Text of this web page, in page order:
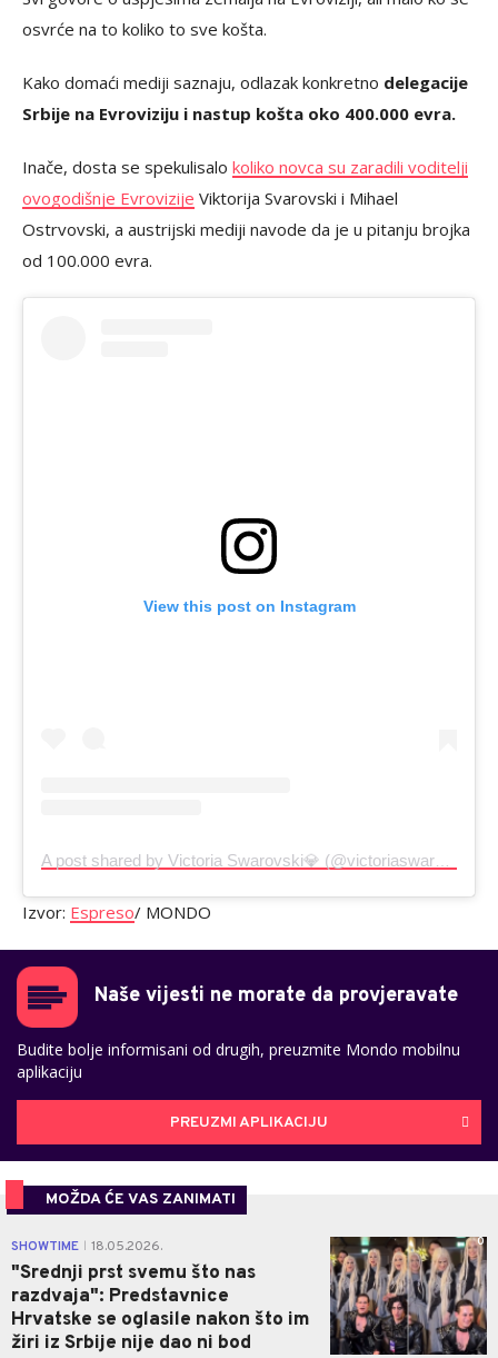
osvrće na to koliko to sve košta.
Kako domaći mediji saznaju, odlazak konkretno delegacije
Srbije na Evroviziju i nastup košta oko 400.000 evra.
Inače, dosta se spekulisalo koliko novca su zaradili voditelji
ovogodišnje Evrovizije Viktorija Svarovski i Mihael
Ostrvovski, a austrijski mediji navode da je u pitanju brojka
od 100.000 evra.
View this post on Instagram
Izvor: Espreso/ MONDO
Naše vijesti ne morate da provjeravate
Budite bolje informisani od drugih, preuzmite Mondo mobilnu
aplikaciju
PREUZMI APLIKACIJU
MOŽDA ĆE VAS ZANIMATI
SHOWTIME 18.05.2026.
"Srednji prst svemu što nas
razdvaja": Predstavnice
Hrvatske se oglasile nakon što im
žiri iz Srbije nije dao ni bod
0